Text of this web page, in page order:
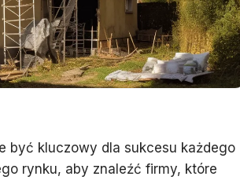
być kluczowy dla sukcesu każdego
rynku, aby znaleźć firmy, które